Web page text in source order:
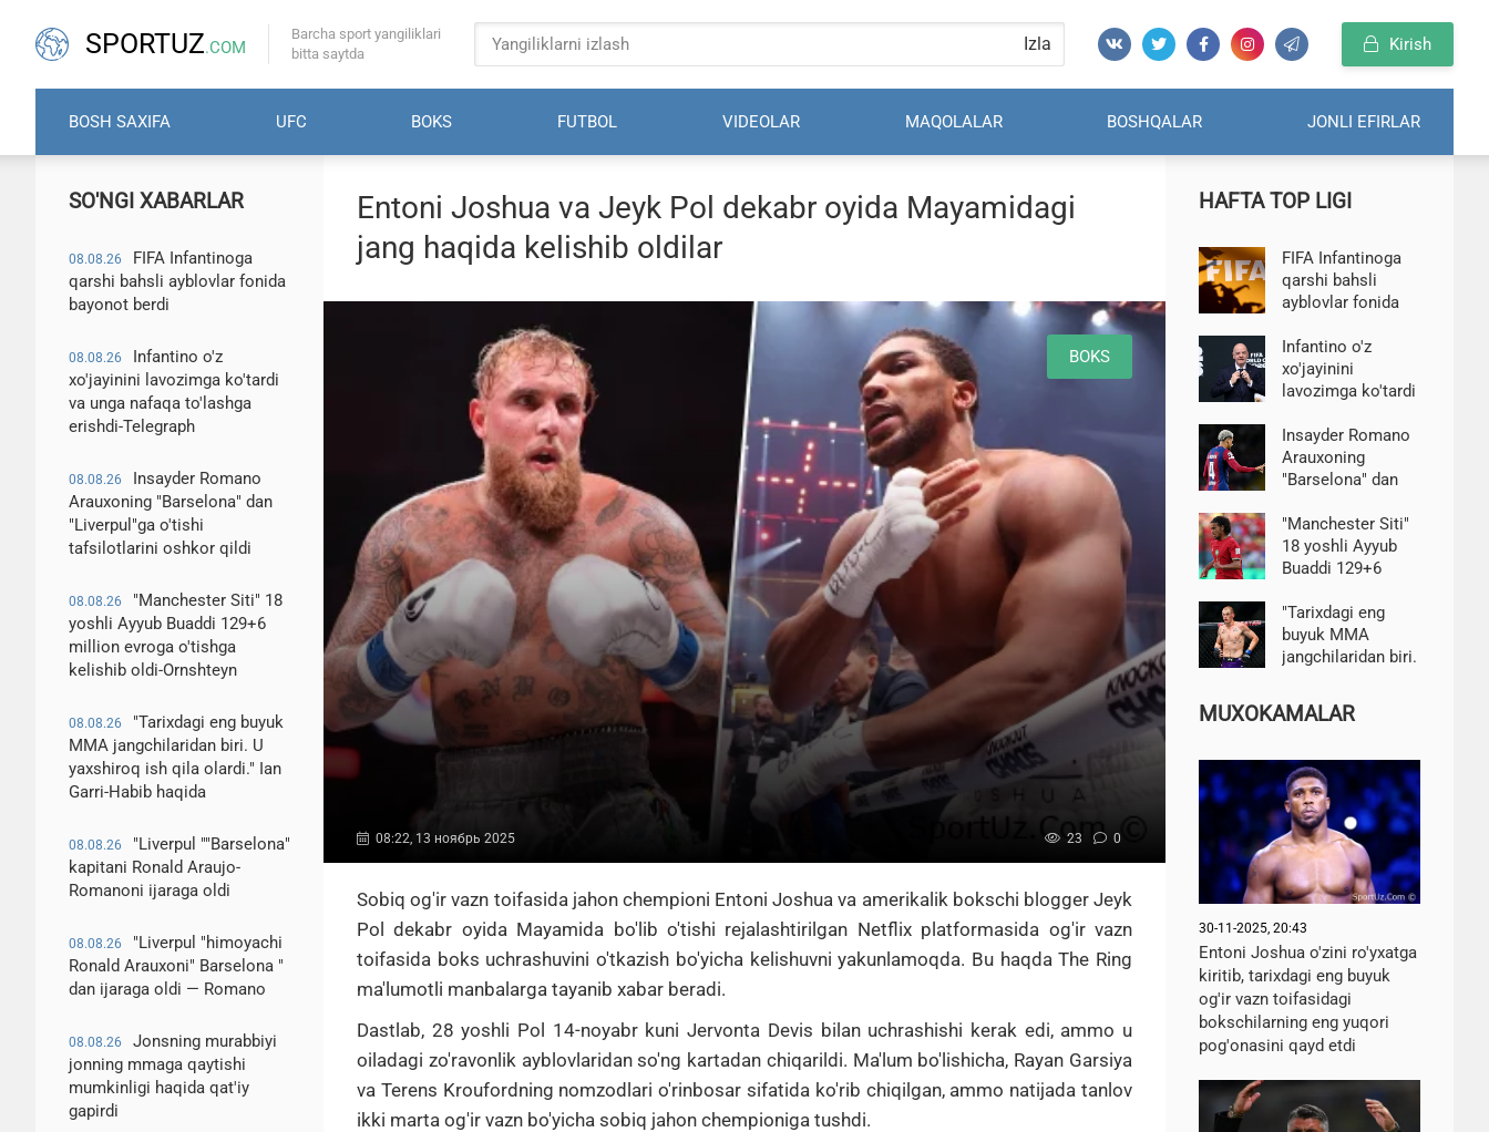
SPORTUZ.COM
Barcha sport yangiliklari
bitta saytda
Izla Kirish
BOSH SAXIFA UFC BOKS FUTBOL VIDEOLAR MAQOLALAR BOSHQALAR JONLI EFIRLAR
SO'NGI XABARLAR
08.08.26
FIFA Infantinoga
qarshi bahsli ayblovlar fonida
bayonot berdi
08.08.26
Infantino o'z
xo'jayinini lavozimga ko'tardi
va unga nafaqa to'lashga
erishdi-Telegraph
08.08.26
Insayder Romano
Arauxoning "Barselona" dan
"Liverpul"ga o'tishi
tafsilotlarini oshkor qildi
08.08.26
"Manchester Siti" 18
yoshli Ayyub Buaddi 129+6
million evroga o'tishga
kelishib oldi-Ornshteyn
08.08.26
"Tarixdagi eng buyuk
MMA jangchilaridan biri. U
yaxshiroq ish qila olardi." Ian
Garri-Habib haqida
08.08.26
"Liverpul ""Barselona"
kapitani Ronald Araujo-
Romanoni ijaraga oldi
08.08.26
"Liverpul "himoyachi
Ronald Arauxoni" Barselona "
dan ijaraga oldi — Romano
08.08.26
Jonsning murabbiyi
jonning mmaga qaytishi
mumkinligi haqida qat'iy
gapirdi
Entoni Joshua va Jeyk Pol dekabr oyida Mayamidagi
jang haqida kelishib oldilar
BOKS
08:22, 13 ноябрь 2025 23 0
Sobiq og'ir vazn toifasida jahon chempioni Entoni Joshua va amerikalik bokschi blogger Jeyk
Pol dekabr oyida Mayamida bo'lib o'tishi rejalashtirilgan Netflix platformasida og'ir vazn
toifasida boks uchrashuvini o'tkazish bo'yicha kelishuvni yakunlamoqda. Bu haqda The Ring
ma'lumotli manbalarga tayanib xabar beradi.
Dastlab, 28 yoshli Pol 14-noyabr kuni Jervonta Devis bilan uchrashishi kerak edi, ammo u
oiladagi zo'ravonlik ayblovlaridan so'ng kartadan chiqarildi. Ma'lum bo'lishicha, Rayan Garsiya
va Terens Kroufordning nomzodlari o'rinbosar sifatida ko'rib chiqilgan, ammo natijada tanlov
ikki marta og'ir vazn bo'yicha sobiq jahon chempioniga tushdi.
HAFTA TOP LIGI
FIFA Infantinoga
qarshi bahsli
ayblovlar fonida
Infantino o'z
xo'jayinini
lavozimga ko'tardi
to'lashga erishdi-
Telegraph
Insayder Romano
Arauxoning
"Barselona" dan
tafsilotlarini
oshkor qildi
"Manchester Siti"
18 yoshli Ayyub
Buaddi 129+6
o'tishga kelishib
oldi-Ornshteyn
"Tarixdagi eng
buyuk MMA
jangchilaridan biri.
qila olardi." Ian
Garri-Habib haqida
MUXOKAMALAR
30-11-2025, 20:43
Entoni Joshua o'zini ro'yxatga
kiritib, tarixdagi eng buyuk
og'ir vazn toifasidagi
bokschilarning eng yuqori
pog'onasini qayd etdi